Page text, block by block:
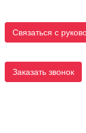
Связаться с
Заказать звонок